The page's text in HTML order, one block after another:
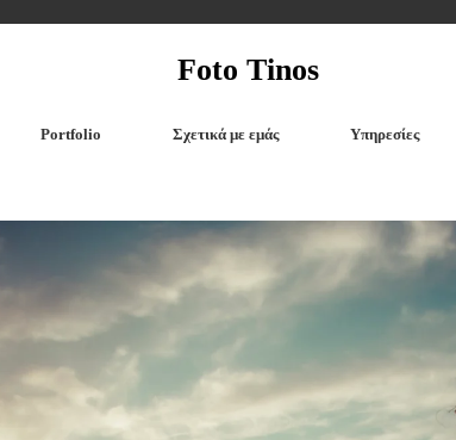
Foto Tinos
Portfolio Σχετικά με εμάς Υπηρεσίες